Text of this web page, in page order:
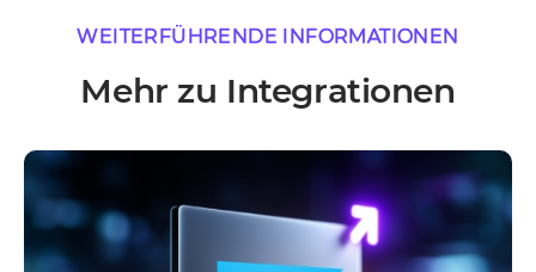
WEITERFÜHRENDE INFORMATIONEN
Mehr zu Integrationen